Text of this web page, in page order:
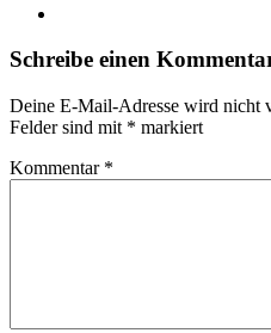
Schreibe einen
Deine E-Mail-Adresse wird nicht
Felder sind mit * markiert
Kommentar *